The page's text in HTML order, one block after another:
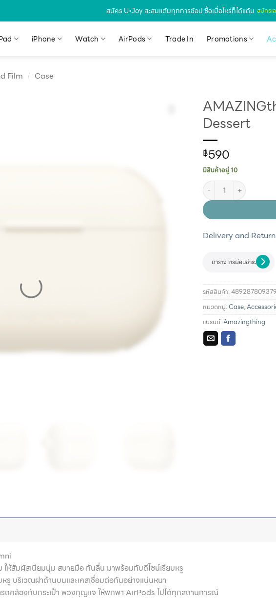
สมัคร U•Joy สะสมแต้มทุกการช้อป ซื้อเมื่อไหร่ก็ได้แต้ม สมัครเ
iPhone Watch AirPods Trade In Promotions
Film / Case
Dessert
฿590
มีสินค้าอยู่ 10
Delivery and
ตารางการผ่อนชำระ
รหัสสินค้า:
หมวดหมู่:Case,
แบรนด์:Amazingthing
ให้สัมผัสเนียมนุ่ม สบายมือ กันลื่น มาพร้อมกับดีไซน์เรียบหรู
หรู บริเวณฝาด้านบนและเคสเชื่อมต่อกันอย่างแน่นหนา
ถคล้องกับกระเป๋า พวงกุญแจ ให้พกพา AirPods ไปได้ทุกสถานการณ์